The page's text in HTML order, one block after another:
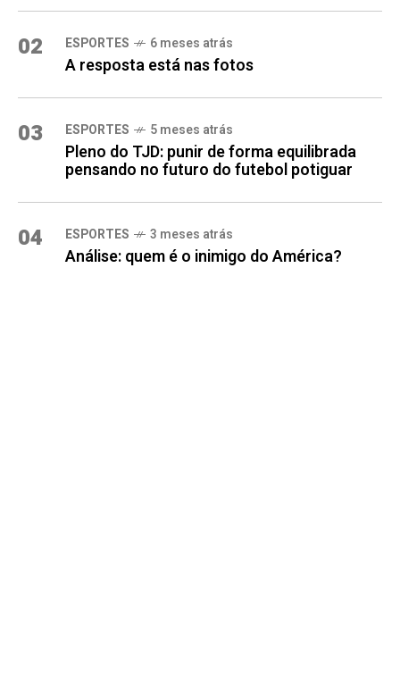
02 ESPORTES 6 meses atrás
A resposta está nas fotos
03 ESPORTES 5 meses atrás
Pleno do TJD: punir de forma equilibrada
pensando no futuro do futebol potiguar
04 ESPORTES 3 meses atrás
Análise: quem é o inimigo do América?